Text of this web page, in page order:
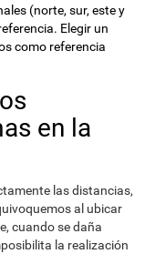
(norte, sur, este y
Elegir un
como referencia
en la
las distancias,
al ubicar
cuando se daña
la realización